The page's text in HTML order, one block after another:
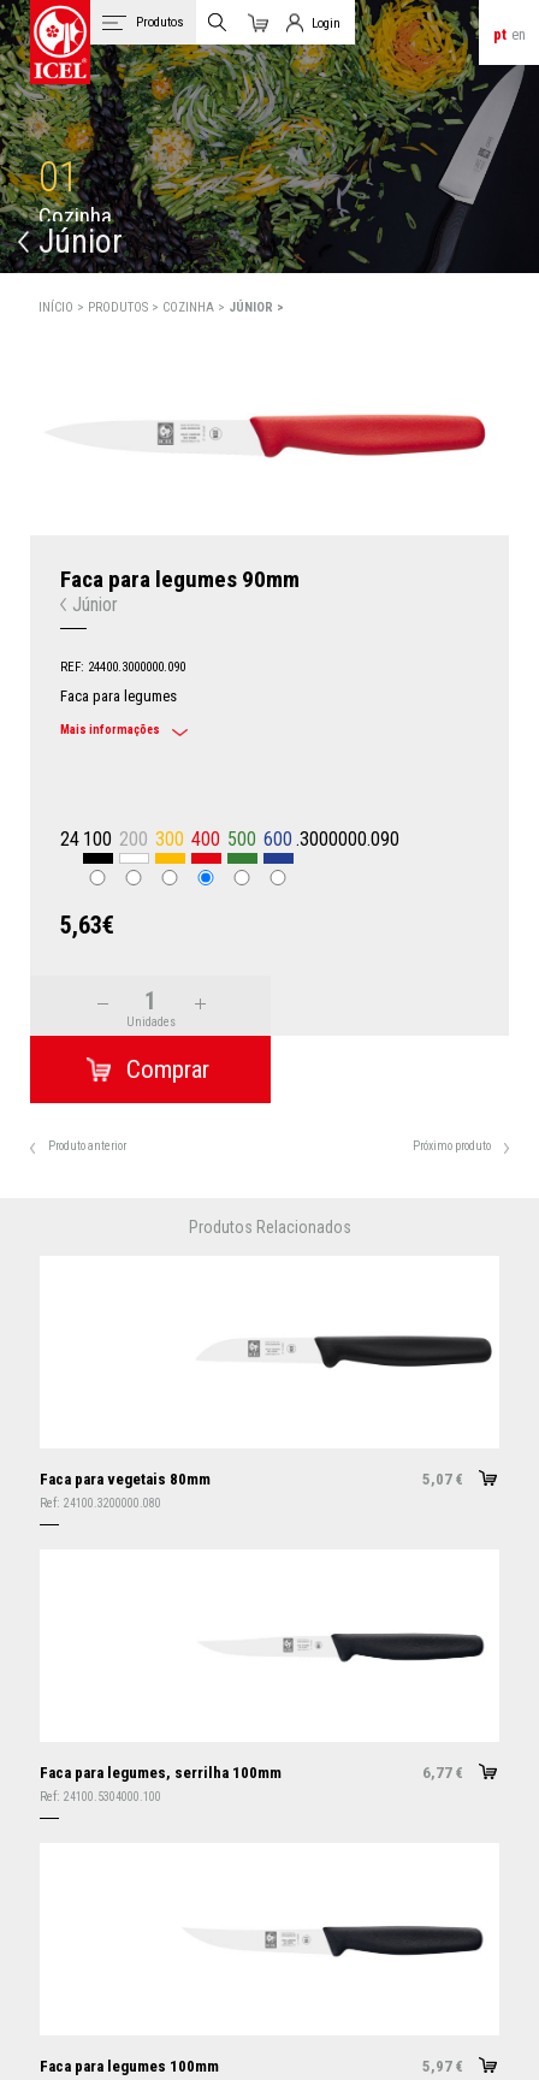
pt en
Produtos
Carrinho
Login
Login de Clientes
01
Cozinha
Júnior
INÍCIO > PRODUTOS > COZINHA > JÚNIOR >
Faca para legumes 90mm
Júnior
REF: 24400.3000000.090
Faca para legumes
Mais informações
24 100 200 300 400 500 600 .3000000.090
5,63€
Unidades
Produto anterior Próximo produto
Produtos Relacionados
Faca para vegetais 80mm 5,07 €
Ref: 24100.3200000.080
Faca para legumes, serrilha 100mm 6,77 €
Ref: 24100.5304000.100
Faca para legumes 100mm 5,97 €